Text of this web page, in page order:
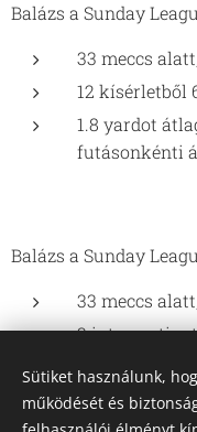
Balázs a Sunday
33 meccs alatt,
12 kísérletből
1.8 yardot
futásonkénti
Balázs a Sunday
33 meccs alatt,
3
6 safety-t és
58 szerelés,
Sütiket használunk,
működését és